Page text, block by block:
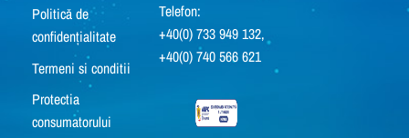
Politică de
confidențialitate
Termeni si conditii
Protectia
consumatorului
Telefon:
+40(0) 733 949 132,
+40(0) 740 566 621